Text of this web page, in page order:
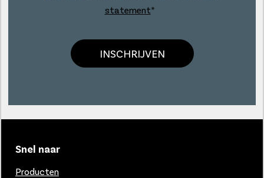
statement*
Snel naar
Producten